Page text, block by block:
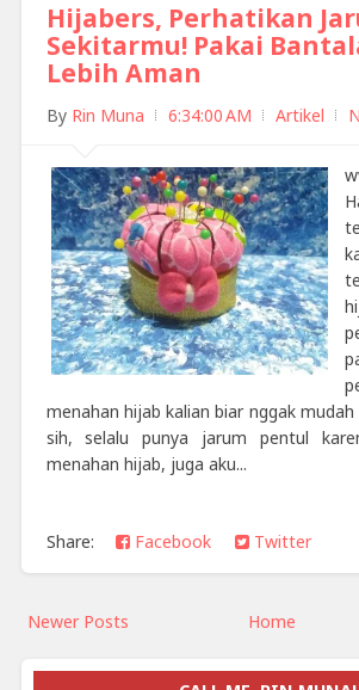
Hijabers, Perhatikan
Sekitarmu! Pakai
Lebih Aman
By Rin Muna 6:34:00 AM Artikel
menahan hijab kalian biar nggak mudah
sih, selalu punya jarum pentul
menahan hijab, juga aku...
Share:
Facebook Twitter
Newer Posts Home